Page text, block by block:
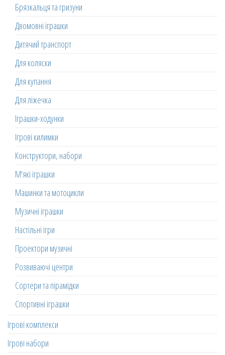
Брязкальця та гризуни
Двомовні іграшки
Дитячий транспорт
Для коляски
Для купання
Для ліжечка
Іграшки-ходунки
Ігрові килимки
Конструктори, набори
М'які іграшки
Машинки та мотоцикли
Музичні іграшки
Настільні ігри
Проектори музичні
Розвиваючі центри
Сортери та пірамідки
Спортивні іграшки
Ігрові комплекси
Ігрові набори